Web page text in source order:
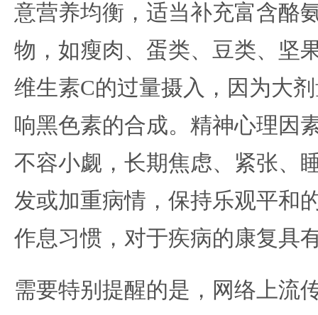
意营养均衡，适当补充富含酪
物，如瘦肉、蛋类、豆类、坚
维生素C的过量摄入，因为大
响黑色素的合成。精神心理因
不容小觑，长期焦虑、紧张、
发或加重病情，保持乐观平和
作息习惯，对于疾病的康复具
需要特别提醒的是，网络上流